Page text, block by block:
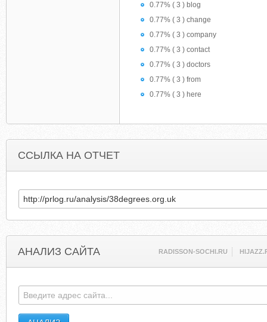
0.77% ( 3 ) blog
0.77% ( 3 ) change
0.77% ( 3 ) company
0.77% ( 3 ) contact
0.77% ( 3 ) doctors
0.77% ( 3 ) from
0.77% ( 3 ) here
ССЫЛКА НА ОТЧЕТ
АНАЛИЗ САЙТА RADISSON-SOCHI.RU